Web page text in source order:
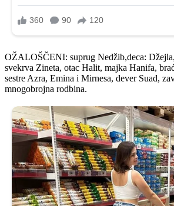
OŽALOŠČENI: suprug Nedžib,deca:
svekrva Zineta, otac Halit, majka Hanifa,
sestre Azra, Emina i Mirnesa, dever Suad,
mnogobrojna rodbina.